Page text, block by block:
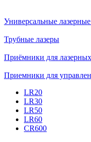
Универсальные
Трубные лазеры
Приёмники для
Приемники для
LR20
LR30
LR50
LR60
CR600